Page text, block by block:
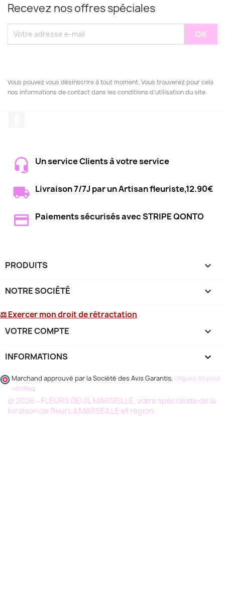
Recevez nos offres spéciales
Vous pouvez vous désinscrire à tout moment. Vous trouverez pour cela
nos informations de contact dans les conditions d'utilisation du site.
Un service Clients à votre service
Livraison 7/7J par un Artisan fleuriste,12.90€
Paiements sécurisés avec STRIPE QONTO
PRODUITS 
NOTRE SOCIÉTÉ 
⚖ Exercer mon droit de rétractation
VOTRE COMPTE 
INFORMATIONS keyboard_arrow_down
Marchand approuvé par la Société des Avis Garantis, cliquez ici pour
vérifier.
© 2026 - FLEURS DEUIL MARSEILLE, votre spécialiste de la
livraison de fleurs à MARSEILLE et région